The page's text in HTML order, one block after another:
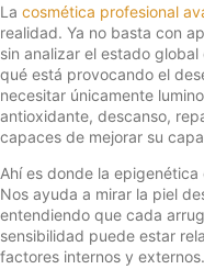
La cosmética profesional
realidad. Ya no basta con
sin analizar el estado
qué está provocando el
necesitar únicamente
antioxidante, descanso,
capaces de mejorar su
Ahí es donde la
Nos ayuda a mirar la piel
entendiendo que cada
sensibilidad puede estar
factores internos y externos.